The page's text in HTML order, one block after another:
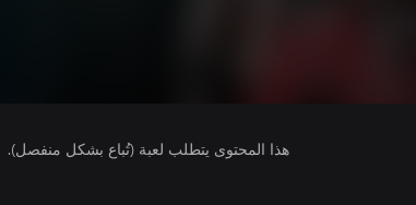
هذا المحتوى يتطلب لعبة (تُباع بشكل منفصل).